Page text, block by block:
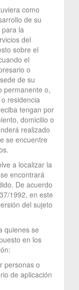
como
de su
la
del
sobre el
el
o
de su
permanente o,
residencia
tengan por
domicilio o
realizado
se encuentre
a localizar la
encontrará
De acuerdo
1992, en este
del sujeto
quienes se
en los
personas o
de aplicación